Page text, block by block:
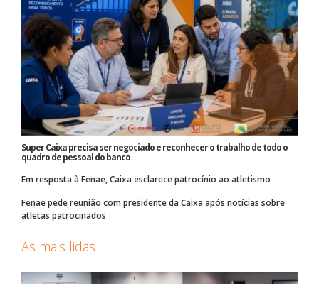
Super Caixa precisa ser negociado e reconhecer o trabalho de todo o
quadro de pessoal do banco
Em resposta à Fenae, Caixa esclarece patrocínio ao atletismo
Fenae pede reunião com presidente da Caixa após notícias sobre
atletas patrocinados
As mais lidas